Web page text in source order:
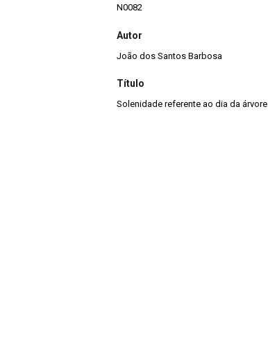
N0082
Autor
João dos Santos Barbosa
Título
Solenidade referente ao dia da árvore